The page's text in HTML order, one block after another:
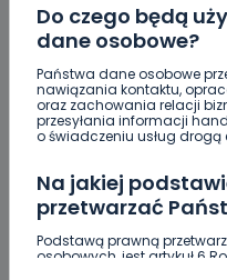
Do czego będą
dane osobowe?
Państwa dane osobowe
nawiązania kontaktu,
oraz zachowania relacji
przesyłania informacji
o świadczeniu usług drogą
Na jakiej
przetwarzać
Podstawą prawną
osobowych, jest artykuł 6
ZOBACZ TAKŻE